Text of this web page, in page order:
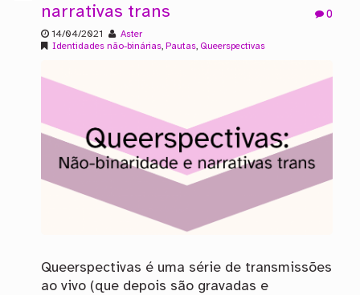
narrativas trans
0
14/04/2021
Aster
Identidades não-binárias, Pautas, Queerspectivas
Queerspectivas é uma série de transmissões
ao vivo (que depois são gravadas e